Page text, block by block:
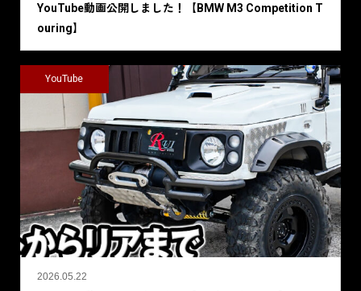
YouTube動画公開しました！【BMW M3 Competition T
ouring】
2026.05.22
YouTube